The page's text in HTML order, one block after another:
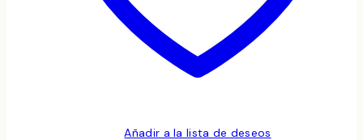
Añadir a la lista de deseos